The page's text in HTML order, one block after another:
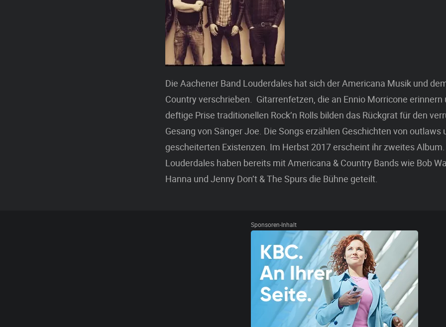
Die Aachener Band Louderdales hat sich der Americana Musik und
Country verschrieben. Gitarrenfetzen, die an Ennio Morricone erinnern
deftige Prise traditionellen Rock’n Rolls bilden das Rückgrat für den
Gesang von Sänger Joe. Die Songs erzählen Geschichten von outlaws
gescheiterten Existenzen. Im Herbst 2017 erscheint ihr zweites Album.
Louderdales haben bereits mit Americana & Country Bands wie Bob
Hanna und Jenny Don’t & The Spurs die Bühne geteilt.
Sponsoren-Inhalt